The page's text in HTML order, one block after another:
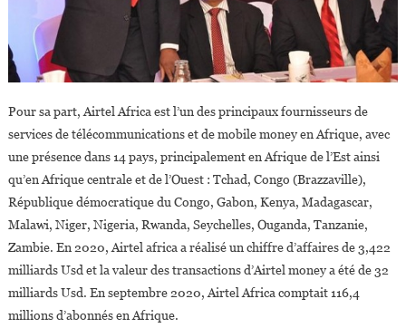
Pour sa part, Airtel Africa est l’un des principaux fournisseurs de
services de télécommunications et de mobile money en Afrique, avec
une présence dans 14 pays, principalement en Afrique de l’Est ainsi
qu’en Afrique centrale et de l’Ouest : Tchad, Congo (Brazzaville),
République démocratique du Congo, Gabon, Kenya, Madagascar,
Malawi, Niger, Nigeria, Rwanda, Seychelles, Ouganda, Tanzanie,
Zambie. En 2020, Airtel africa a réalisé un chiffre d’affaires de 3,422
milliards Usd et la valeur des transactions d’Airtel money a été de 32
milliards Usd. En septembre 2020, Airtel Africa comptait 116,4
millions d’abonnés en Afrique.